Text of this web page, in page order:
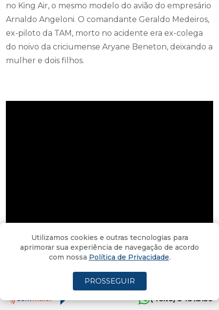
no King Air, o mesmo modelo do avião do empresário
Arnaldo Angeloni. O comandante Geraldo Medeiros,
ex-piloto da TAM, morto no acidente era ex-colega
do noivo da criciumense Aryane Beneton, deixando a
mulher e dois filhos.
(4oito) 3431.5150
Utilizamos cookies e outras tecnologias para
aprimorar sua experiência de navegação de acordo
com nossa Política de Privacidade.
PROSSEGUIR